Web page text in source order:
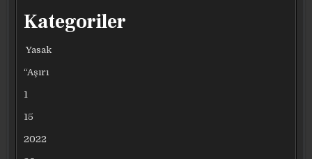
‘ŞEKER’
DEĞIL
SEBEBI
‘ŞEKER’
DEĞIL
Kategoriler
Yasak
“Aşırı
1
15
2022